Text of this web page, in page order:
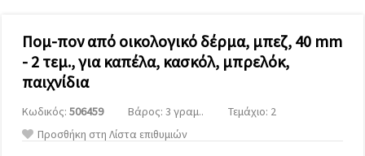
άλλων με
τη βοήθεια
των
συνεργατών
μας για
Μπορείτε
Πομ-πον από οικολογικό δέρμα, μπεζ, 40 mm
- 2 τεμ., για καπέλα, κασκόλ, μπρελόκ,
παιχνίδια
Κωδικός: 506459 Βάρος: 3 γραμ..
Τεμάχιο: 2
Προσθήκη στη Λίστα επιθυμιών